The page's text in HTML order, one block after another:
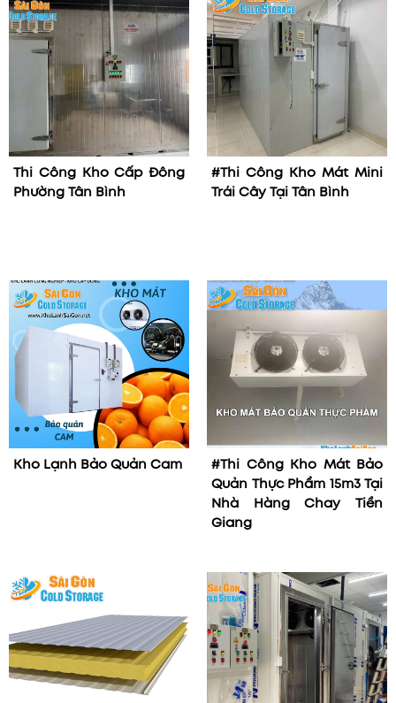
Thi Công Kho Cấp Đông
Phường Tân Bình
#Thi Công Kho Mát Mini
Trái Cây Tại Tân Bình
Kho Lạnh Bảo Quản Cam
#Thi Công Kho Mát Bảo
Quản Thực Phẩm 15m3 Tại
Nhà Hàng Chay Tiền
Giang